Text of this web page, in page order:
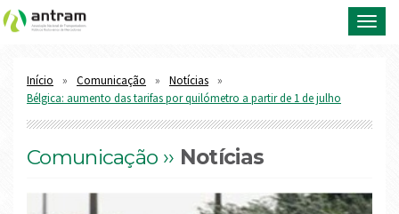
Início Comunicação
Notícias
Bélgica: aumento das tarifas por quilómetro a partir de 1 de julho
Comunicação ›› Notícias